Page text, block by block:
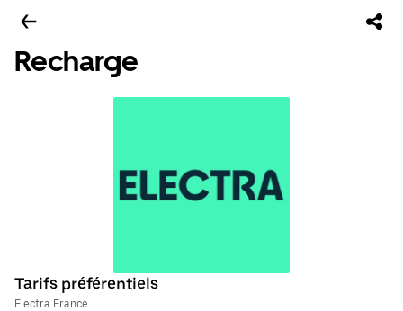
Recharge
Tarifs préférentiels
Electra France